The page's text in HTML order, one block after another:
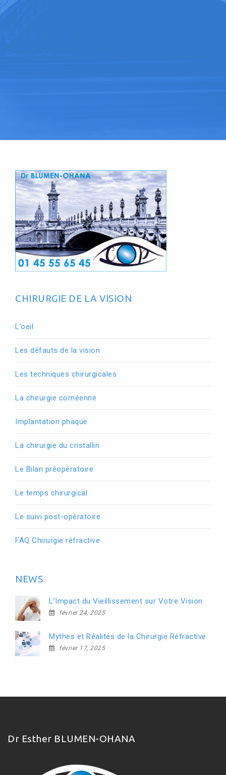
CHIRURGIE DE LA VISION
L’oeil
Les défauts de la vision
Les techniques chirurgicales
La chirurgie cornéenne
Implantation phaque
La chirurgie du cristallin
Le Bilan préopératoire
Le temps chirurgical
Le suivi post-opératoire
FAQ Chirurgie réfractive
NEWS
L’Impact du Vieillissement sur Votre Vision
février 24, 2025
Mythes et Réalités de la Chirurgie Réfractive
février 17, 2025
Dr Esther BLUMEN-OHANA